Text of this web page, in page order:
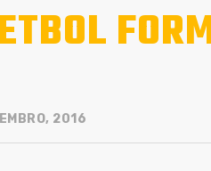
2016